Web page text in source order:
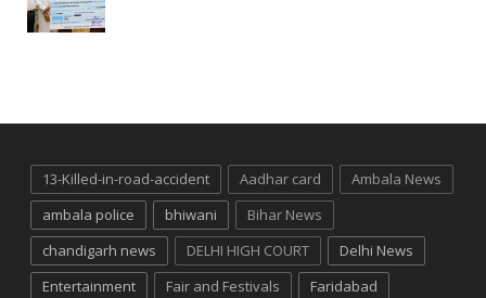
13-Killed-in-road-accident Aadhar card
Ambala News
ambala police
bhiwani
Bihar News
chandigarh news
DELHI HIGH COURT
Delhi News
Entertainment
Fair and Festivals
Faridabad